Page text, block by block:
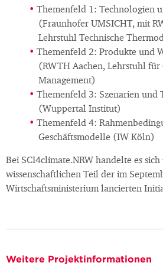
Themenfeld 1: Technologien
(Fraunhofer UMSICHT, mit
Lehrstuhl Technische
Themenfeld 2: Produkte und
(RWTH Aachen, Lehrstuhl für
Management)
Themenfeld 3: Szenarien und
(Wuppertal Institut)
Themenfeld 4:
Geschäftsmodelle (IW Köln)
Bei SCI4climate.NRW handelte es sich
wissenschaftlichen Teil der im
Wirtschaftsministerium lancierten
Weitere Projektinformationen